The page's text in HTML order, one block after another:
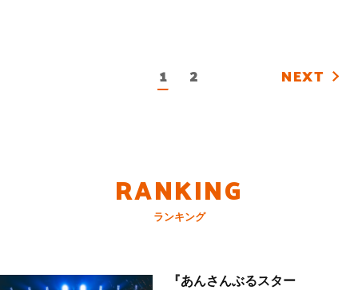
1 2 NEXT
RANKING
ランキング
『あんさんぶるスター